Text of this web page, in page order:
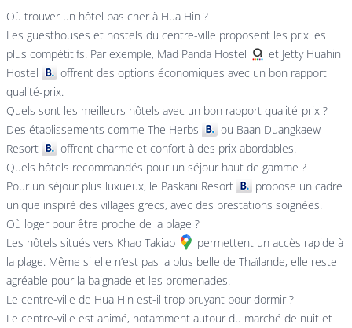
Où trouver un hôtel pas cher à Hua Hin ?
Les guesthouses et hostels du centre-ville proposent les prix les
plus compétitifs. Par exemple, Mad Panda Hostel et Jetty Huahin
Hostel
offrent des options économiques avec un bon rapport
qualité-prix.
Quels sont les meilleurs hôtels avec un bon rapport qualité-prix ?
Des établissements comme The Herbs ou Baan Duangkaew
Resort
offrent charme et confort à des prix abordables.
Quels hôtels recommandés pour un séjour haut de gamme ?
Pour un séjour plus luxueux, le Paskani Resort
propose un cadre
unique inspiré des villages grecs, avec des prestations soignées.
Où loger pour être proche de la plage ?
Les hôtels situés vers Khao Takiab
permettent un accès rapide à
la plage. Même si elle n’est pas la plus belle de Thaïlande, elle reste
agréable pour la baignade et les promenades.
Le centre-ville de Hua Hin est-il trop bruyant pour dormir ?
Le centre-ville est animé, notamment autour du marché de nuit et